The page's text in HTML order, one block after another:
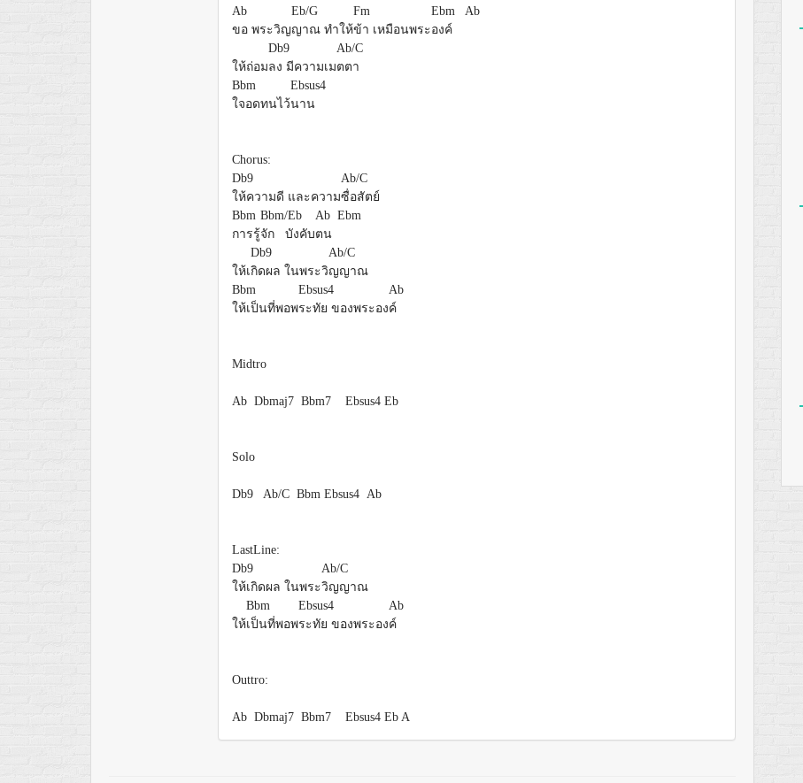
Ab
Eb/G Fm
Ebm Ab
ขอ พระวิญญาณ ทำให้ข้า เหมือนพระองค์
Db9
Ab/C
ให้ถ่อมลง มีความเมตตา
Bbm
Ebsus4
ใจอดทนไว้นาน
Chorus:
Db9
Ab/C
ให้ความดี และความซื่อสัตย์
Bbm Bbm/Eb
Ab Ebm
การรู้จัก บังคับตน
Db9
Ab/C
ให้เกิดผล ในพระวิญญาณ
Bbm
Ebsus4
Ab
ให้เป็นที่พอพระทัย ของพระองค์
Midtro
Ab Dbmaj7 Bbm7 Ebsus4 Eb
Solo
Db9 Ab/C Bbm Ebsus4 Ab
LastLine:
Db9
Ab/C
ให้เกิดผล ในพระวิญญาณ
Bbm
Ebsus4
Ab
ให้เป็นที่พอพระทัย ของพระองค์
Outtro:
Ab Dbmaj7 Bbm7 Ebsus4 Eb A